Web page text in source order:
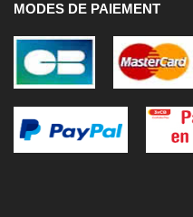
MODES DE PAIEMENT